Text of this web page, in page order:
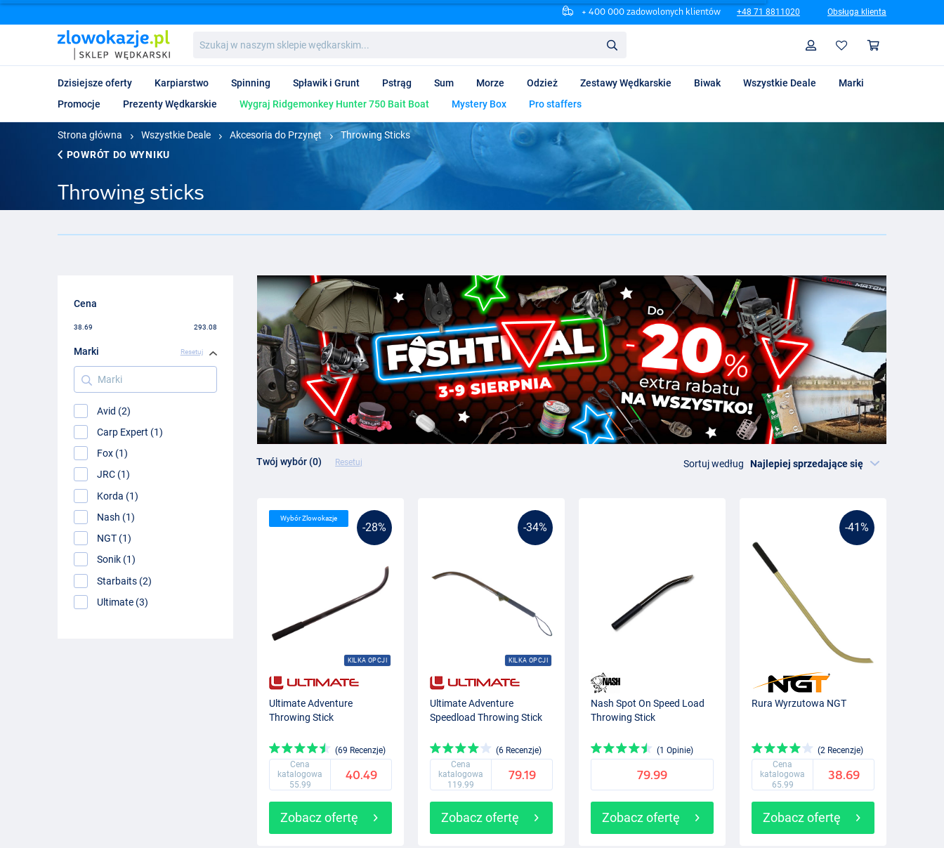
+ 400 000 zadowolonych klientów +48 71 8811020 Obsługa klienta
w
naszym
wędkarskim...
Profil
Dzisiejsze oferty Karpiarstwo Spinning Spławik i Grunt Pstrąg Sum Morze Odzież Zestawy Wędkarskie Biwak Wszystkie Deale
Marki
Promocje
Prezenty Wędkarskie Wygraj Ridgemonkey Hunter 750 Bait Boat Mystery Box Pro staffers
Strona główna Wszystkie Deale Akcesoria do Przynęt
Throwing Sticks
POWRÓT DO WYNIKU
Throwing sticks
Cena
38.69 293.08
Marki Resetuj
Marki
Avid (2)
Carp Expert (1)
Fox (1)
JRC (1)
Korda (1)
Nash (1)
NGT (1)
Sonik (1)
Starbaits (2)
Ultimate (3)
Twój wybór (0) Resetuj Sortuj według
-28%
KILKA OPCJI
Wybór Zlowokazje
Ultimate Adventure
Throwing Stick
(69 Recenzje)
Cena
katalogowa
55.99
40.49
Zobacz ofertę
-34%
KILKA OPCJI
Ultimate Adventure
Speedload Throwing Stick
(6 Recenzje)
Cena
katalogowa
119.99
79.19
Zobacz ofertę
Nash Spot On Speed Load
Throwing Stick
(1 Opinie)
79.99
Zobacz ofertę
-41%
Rura Wyrzutowa NGT
(2 Recenzje)
Cena
katalogowa
65.99
38.69
Zobacz ofertę